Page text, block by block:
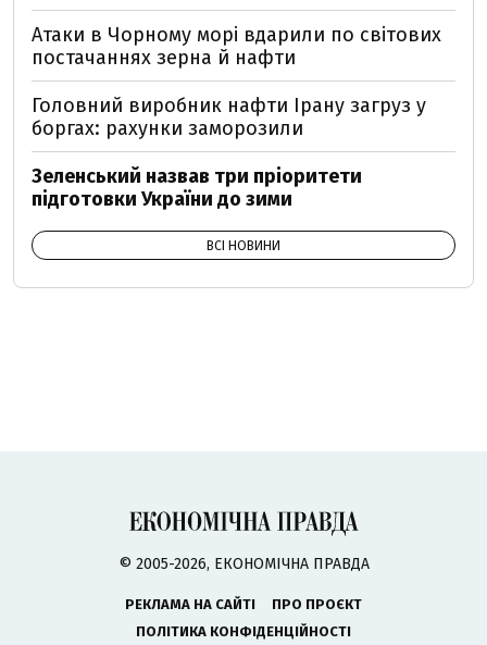
Атаки в Чорному морі вдарили по світових
постачаннях зерна й нафти
Головний виробник нафти Ірану загруз у
боргах: рахунки заморозили
Зеленський назвав три пріоритети
підготовки України до зими
ВСІ НОВИНИ
© 2005-2026, ЕКОНОМІЧНА ПРАВДА
РЕКЛАМА НА САЙТІ
ПРО ПРОЄКТ
ПОЛІТИКА КОНФІДЕНЦІЙНОСТІ